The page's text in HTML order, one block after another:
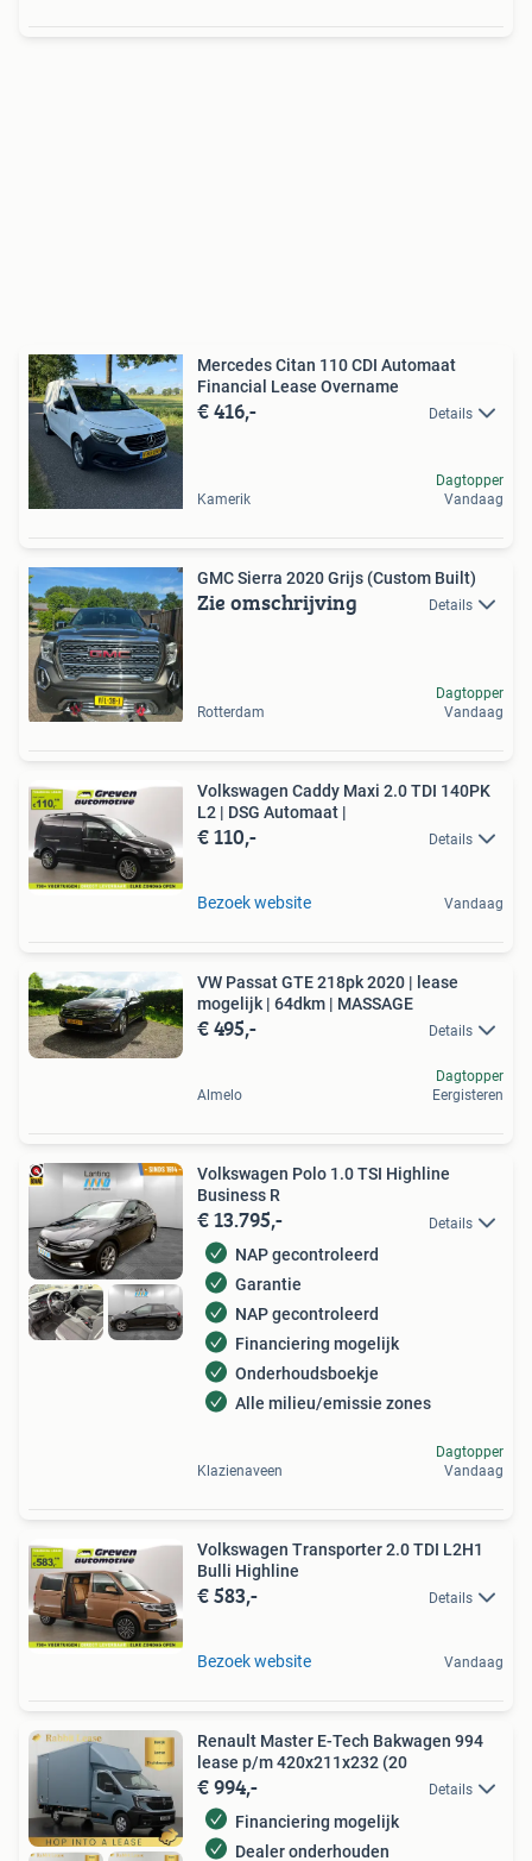
Mercedes Citan 110 CDI Automaat
Financial Lease Overname
€ 416,- Details
Kamerik
Dagtopper
Vandaag
GMC Sierra 2020 Grijs (Custom Built)
Zie omschrijving Details
Rotterdam
Dagtopper
Vandaag
Volkswagen Caddy Maxi 2.0 TDI 140PK
L2 | DSG Automaat |
€ 110,- Details
Bezoek website Vandaag
VW Passat GTE 218pk 2020 | lease
mogelijk | 64dkm | MASSAGE
€ 495,- Details
Almelo
Dagtopper
Eergisteren
Volkswagen Polo 1.0 TSI Highline
Business R
€ 13.795,- Details
NAP gecontroleerd
Garantie
NAP gecontroleerd
Financiering mogelijk
Onderhoudsboekje
Alle milieu/emissie zones
Klazienaveen
Dagtopper
Vandaag
Volkswagen Transporter 2.0 TDI L2H1
Bulli Highline
€ 583,- Details
Bezoek website Vandaag
Renault Master E-Tech Bakwagen 994
lease p/m 420x211x232 (20
€ 994,- Details
Financiering mogelijk
Dealer onderhouden